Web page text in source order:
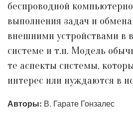
беспроводной
выполнения задач и
внешними устройствами в
системе и т.п. Модель
те аспекты системы,
интерес или нуждаются в
Авторы: В. Гарате Гонзалес